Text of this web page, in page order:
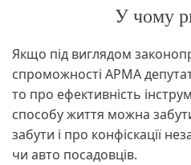
У чому
Якщо під виглядом
спроможності АРМА
то про ефективність
способу життя можна
забути і про конфіскації
чи авто посадовців.